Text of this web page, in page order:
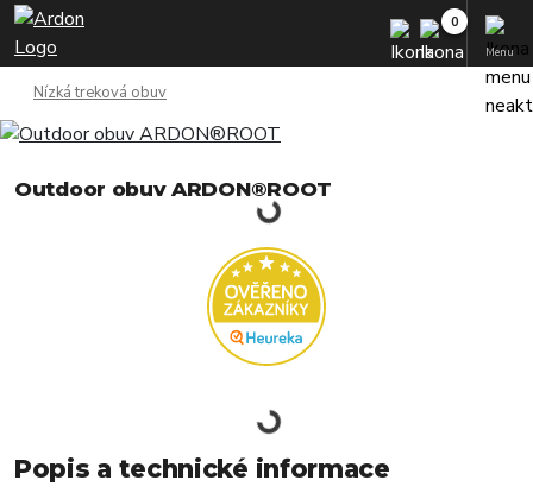
Menu
Nízká treková obuv
Outdoor obuv ARDON®ROOT
Popis a technické informace